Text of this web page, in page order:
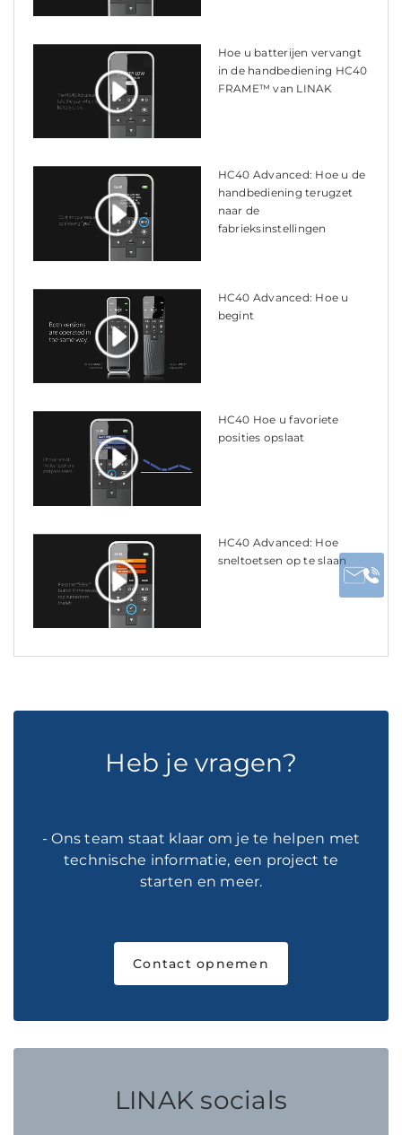
Hoe u batterijen vervangt
in de handbediening HC40
FRAME™ van LINAK
HC40 Advanced: Hoe u de
handbediening terugzet
naar de
fabrieksinstellingen
HC40 Advanced: Hoe u
begint
HC40 Hoe u favoriete
posities opslaat
HC40 Advanced: Hoe
sneltoetsen op te slaan
Heb je vragen?
- Ons team staat klaar om je te helpen met
technische informatie, een project te
starten en meer.
Contact opnemen
LINAK socials